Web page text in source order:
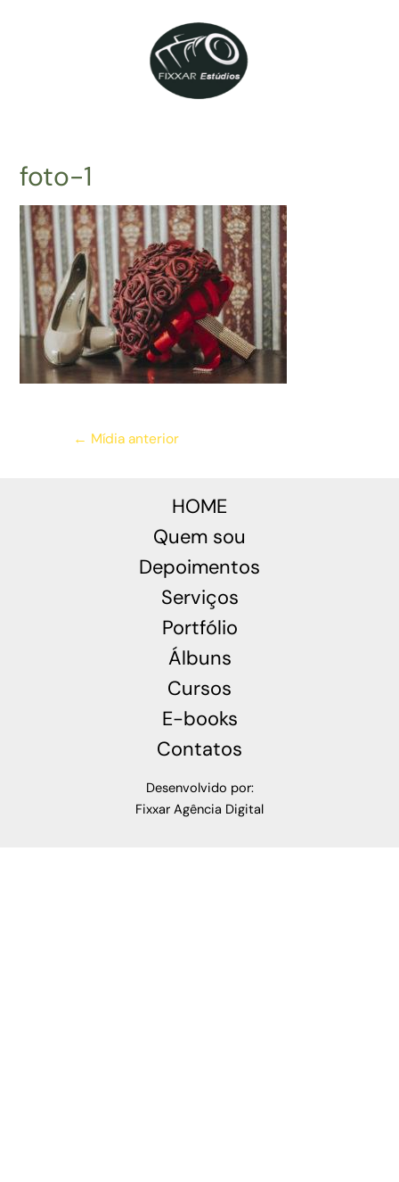
foto-1
← Mídia anterior
HOME
Quem sou
Depoimentos
Serviços
Portfólio
Álbuns
Cursos
E-books
Contatos
Desenvolvido por:
Fixxar Agência Digital